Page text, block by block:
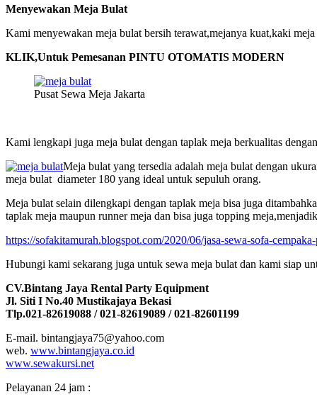
Menyewakan Meja Bulat
Kami menyewakan meja bulat bersih terawat,mejanya kuat,kaki
KLIK,Untuk Pemesanan PINTU OTOMATIS MODERN
Pusat Sewa Meja Jakarta
Kami lengkapi juga meja bulat dengan taplak meja berkualitas
Meja bulat yang tersedia adalah meja bulat dengan
meja bulat diameter 180 yang ideal untuk sepuluh orang.
Meja bulat selain dilengkapi dengan taplak meja bisa juga
taplak meja maupun runner meja dan bisa juga topping
https://sofakitamurah.blogspot.com/2020/06/jasa-sewa-sofa-
Hubungi kami sekarang juga untuk sewa meja bulat dan kami siap
CV.Bintang Jaya Rental Party Equipment
Jl. Siti I No.40 Mustikajaya Bekasi
Tlp.021-82619088 / 021-82619089 / 021-82601199
E-mail. bintangjaya75@yahoo.com
web. www.bintangjaya.co.id
www.sewakursi.net
Pelayanan 24 jam :